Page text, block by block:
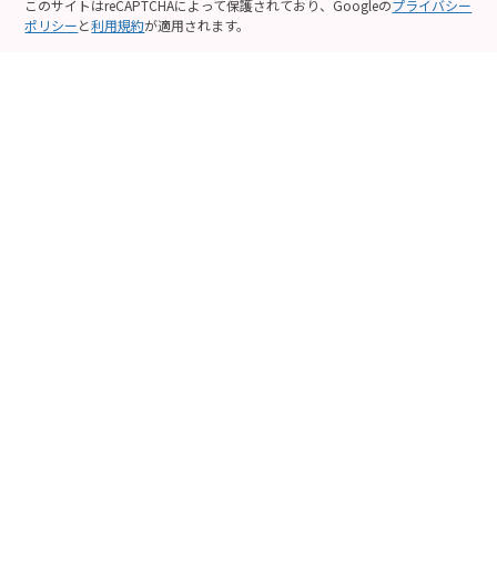
このサイトはreCAPTCHAによって保護されており、Googleのプライバシー
ポリシーと利用規約が適用されます。